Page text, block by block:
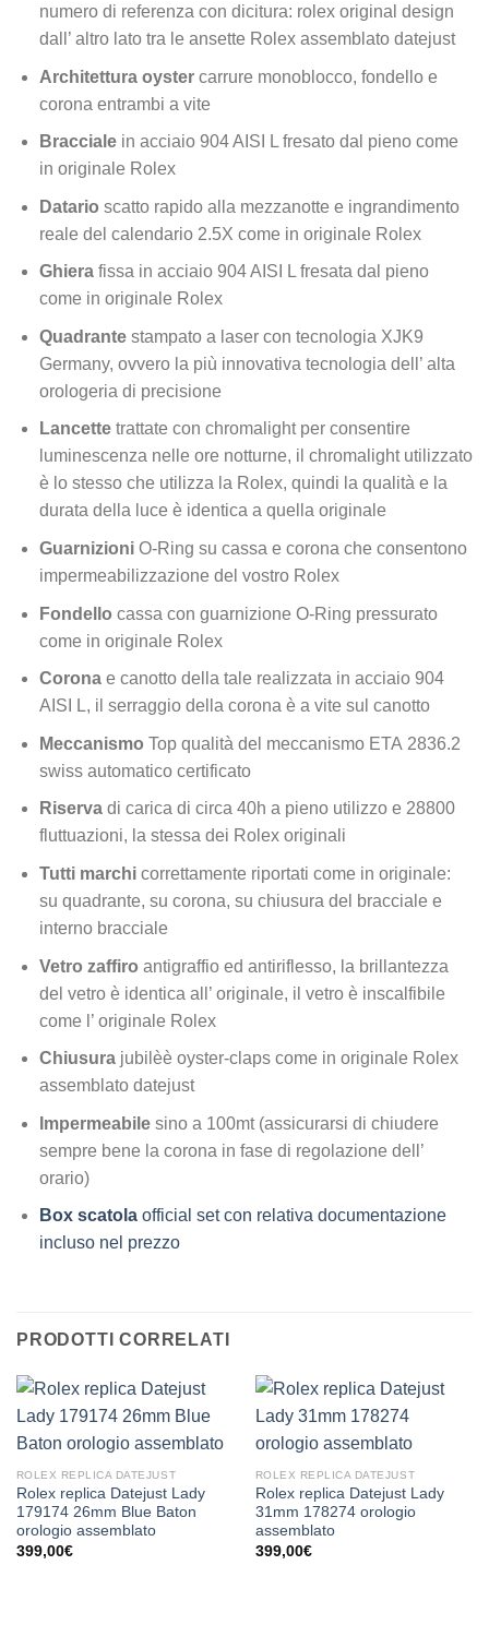
numero di referenza con dicitura: rolex original design
dall’ altro lato tra le ansette Rolex assemblato datejust
Architettura oyster carrure monoblocco, fondello e
corona entrambi a vite
Braccialein acciaio 904 AISI L fresato dal pieno come
in originale Rolex
Datario scatto rapido alla mezzanotte e ingrandimento
reale del calendario 2.5X come in originale Rolex
Ghierafissa in acciaio 904 AISI L fresata dal pieno
come in originale Rolex
Quadrantestampato a laser con tecnologia XJK9
Germany, ovvero la più innovativa tecnologia dell’ alta
orologeria di precisione
Lancettetrattate con chromalight per consentire
luminescenza nelle ore notturne, il chromalight utilizzato
è lo stesso che utilizza la Rolex, quindi la qualità e la
durata della luce è identica a quella originale
GuarnizioniO-Ring su cassa e corona che consentono
impermeabilizzazione del vostro Rolex
Fondello cassa con guarnizione O-Ring pressurato
come in originale Rolex
Coronae canotto della tale realizzata in acciaio 904
AISI L, il serraggio della corona è a vite sul canotto
Meccanismo Top qualità del meccanismo ETA 2836.2
swiss automatico certificato
Riservadi carica di circa 40h a pieno utilizzo e 28800
fluttuazioni, la stessa dei Rolex originali
Tutti marchi correttamente riportati come in originale:
su quadrante, su corona, su chiusura del bracciale e
interno bracciale
Vetro zaffiro antigraffio ed antiriflesso, la brillantezza
del vetro è identica all’ originale, il vetro è inscalfibile
come l’ originale Rolex
Chiusurajubilèè oyster-claps come in originale Rolex
assemblato datejust
Impermeabilesino a 100mt (assicurarsi di chiudere
sempre bene la corona in fase di regolazione dell’
orario)
Box scatolaofficial set con relativa documentazione
incluso nel prezzo
PRODOTTI CORRELATI
ROLEX REPLICA DATEJUST
Rolex replica Datejust Lady
179174 26mm Blue Baton
orologio assemblato
399,00€
ROLEX REPLICA DATEJUST
Rolex replica Datejust Lady
31mm 178274 orologio
assemblato
399,00€